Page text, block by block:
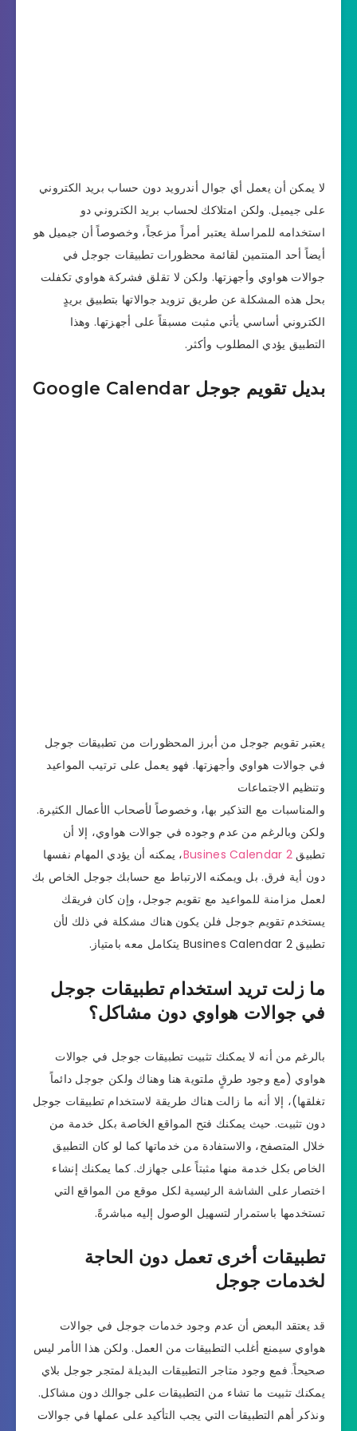
لا يمكن أن يعمل أي جوال أندرويد دون حساب بريد الكتروني
على جيميل. ولكن امتلاكك لحساب بريد الكتروني دو
استخدامه للمراسلة يعتبر أمراً مزعجاً، وخصوصاً أن جيميل هو
أيضاً أحد المنتمين لقائمة محظورات تطبيقات جوجل في
جوالات هواوي وأجهزتها. ولكن لا تقلق فشركة هواوي تكفلت
بحل هذه المشكلة عن طريق تزويد جوالاتها بتطبيق بريدٍ
الكتروني أساسي يأتي مثبت مسبقاً على أجهزتها. وهذا
التطبيق يؤدي المطلوب وأكثر.
بديل تقويم جوجل Google Calendar
يعتبر تقويم جوجل من أبرز المحظورات من تطبيقات جوجل
في جوالات هواوي وأجهزتها. فهو يعمل على ترتيب المواعيد
وتنظيم الاجتماعات
والمناسبات مع التذكير بها، وخصوصاً لأصحاب الأعمال الكثيرة.
ولكن وبالرغم من عدم وجوده في جوالات هواوي، إلا أن
تطبيق Busines Calendar 2، يمكنه أن يؤدي المهام نفسها
دون أية فرق. بل ويمكنه الارتباط مع حسابك جوجل الخاص بك
لعمل مزامنة للمواعيد مع تقويم جوجل، وإن كان فريقك
يستخدم تقويم جوجل فلن يكون هناك مشكلة في ذلك لأن
تطبيق Busines Calendar 2 يتكامل معه بامتياز.
ما زلت تريد استخدام تطبيقات جوجل
في جوالات هواوي دون مشاكل؟
بالرغم من أنه لا يمكنك تثبيت تطبيقات جوجل في جوالات
هواوي (مع وجود طرقٍ ملتوية هنا وهناك ولكن جوجل دائماً
تغلقها)، إلا أنه ما زالت هناك طريقة لاستخدام تطبيقات جوجل
دون تثبيت. حيث يمكنك فتح المواقع الخاصة بكل خدمة من
خلال المتصفح، والاستفادة من خدماتها كما لو كان التطبيق
الخاص بكل خدمة منها مثبتاً على جهازك. كما يمكنك إنشاء
اختصار على الشاشة الرئيسية لكل موقع من المواقع التي
تستخدمها باستمرار لتسهيل الوصول إليه مباشرةً.
تطبيقات أخرى تعمل دون الحاجة
لخدمات جوجل
قد يعتقد البعض أن عدم وجود خدمات جوجل في جوالات
هواوي سيمنع أغلب التطبيقات من العمل. ولكن هذا الأمر ليس
صحيحاً. فمع وجود متاجر التطبيقات البديلة لمتجر جوجل بلاي
يمكنك تثبيت ما تشاء من التطبيقات على جوالك دون مشاكل.
ونذكر أهم التطبيقات التي يجب التأكيد على عملها في جوالات